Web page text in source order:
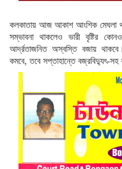
কলকাতায় আজ আকাশ আংশিক মেঘলা
সম্ভাবনা থাকলেও ভারী বৃষ্টির
আর্দ্রতাজনিত অস্বস্তি বজায়
কমবে, তবে সপ্তাহান্তে বজ্রবিদ্যুৎ-সহ